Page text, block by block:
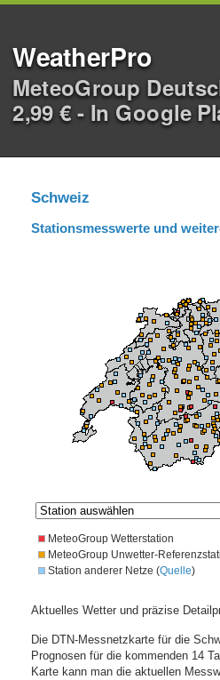
WeatherPro
MeteoGroup
2,99 € - In Google
Schweiz
Stationsmesswerte und
MeteoGroup Wetterstation
MeteoGroup Unwetter-
Station anderer Netze (Quelle)
Aktuelles Wetter und präzise
Die DTN-Messnetzkarte für die
Prognosen für die kommenden 14
Karte kann man die aktuellen